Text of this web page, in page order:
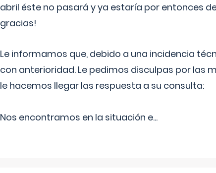
abril éste no pasará y ya estaría por entonces
gracias!
Le informamos que, debido a una incidencia
con anterioridad. Le pedimos disculpas por las
le hacemos llegar las respuesta a su consulta:
Nos encontramos en la situación e...